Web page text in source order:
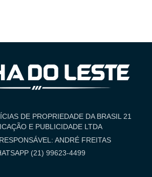
DE PROPRIEDADE DA BRASIL 21
E PUBLICIDADE LTDA
ANDRÉ FREITAS
(21) 99623-4499